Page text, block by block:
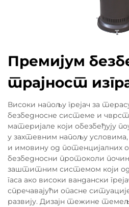
Премијум
трајност
Високи напољу грејач за
безбедносне системе и
материјале који обезбеђују
у захтевним напољу
и имовину од потенцијалних
безбедносни протоколи
заштитним системом који
гаса ако високи вандански
спречавајући опасне
развију. Дизајн тежине